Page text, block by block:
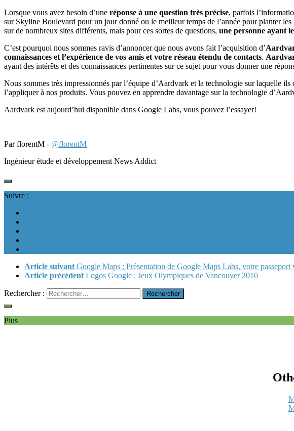
Lorsque vous avez besoin d’une réponse à une question très précise, parfois
sur Skyline Boulevard pour un jour donné ou le meilleur temps de l’année pour planter
sur de nombreux sites différents, mais pour ces sortes de questions, une personne ayant
C’est pourquoi nous sommes ravis d’annoncer que nous avons fait l’acquisition d’
connaissances et l’expérience de vos amis et votre réseau étendu de contacts.
ayant des intérêts et des connaissances pertinentes sur ce sujet pour vous donner une
Nous sommes très impressionnés par l’équipe d’Aardvark et la technologie sur laquelle
l’appliquer à nos produits. Vous pouvez en apprendre davantage sur la technologie
Aardvark est aujourd’hui disponible dans Google Labs, vous pouvez l’essayer!
Par florentM - @florentM
Ingénieur étude et développement News Addict
Suivre :
Article suivant Google Maps : Présentation de Google Maps Labs, votre
Article précédent Logos Google : Jeux Olympiques de Vancouver 2010
Rechercher :
Plus